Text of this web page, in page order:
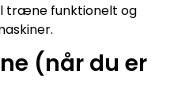
træne funktionelt og
(når du er